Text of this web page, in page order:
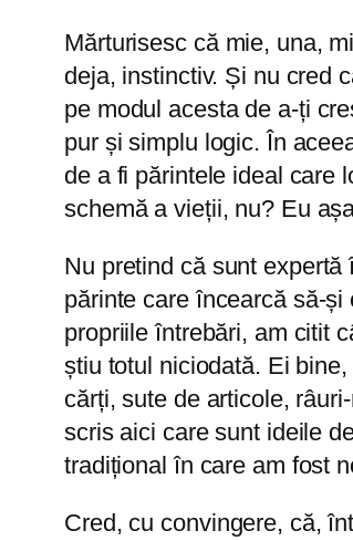
Mărturisesc că mie, una,
deja, instinctiv. Și nu cred
pe modul acesta de a-ți
pur și simplu logic. În
de a fi părintele ideal care
schemă a vieții, nu? Eu
Nu pretind că sunt
părinte care încearcă să-
propriile întrebări, am citit
știu totul niciodată. Ei
cărți, sute de articole,
scris aici care sunt ideile
tradițional în care am fost
Cred, cu convingere, că,